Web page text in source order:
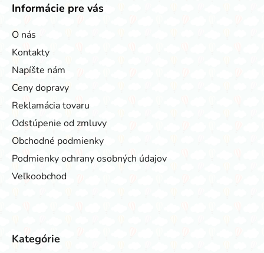
Informácie pre vás
O nás
Kontakty
Napíšte nám
Ceny dopravy
Reklamácia tovaru
Odstúpenie od zmluvy
Obchodné podmienky
Podmienky ochrany osobných údajov
Veľkoobchod
Kategórie